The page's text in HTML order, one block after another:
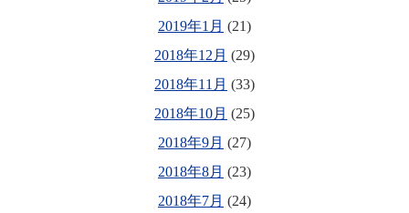
2019年1月 (21)
2018年12月 (29)
2018年11月 (33)
2018年10月 (25)
2018年9月 (27)
2018年8月 (23)
2018年7月 (24)